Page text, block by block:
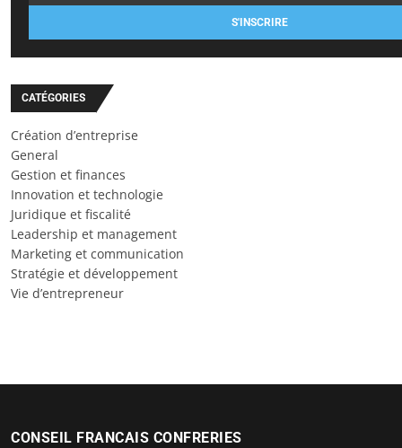
S'INSCRIRE
CATÉGORIES
Création d’entreprise
General
Gestion et finances
Innovation et technologie
Juridique et fiscalité
Leadership et management
Marketing et communication
Stratégie et développement
Vie d’entrepreneur
CONSEIL FRANCAIS CONFRERIES